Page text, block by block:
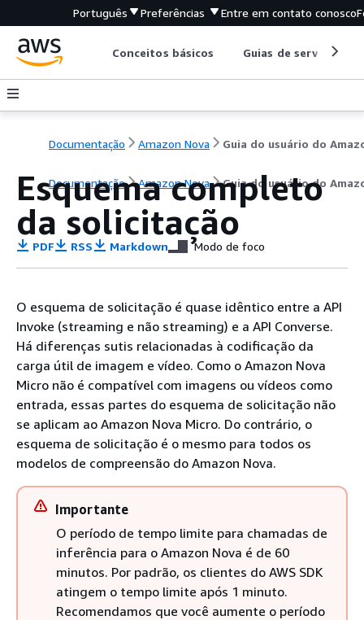
Português Preferências Entre em contato conosco
Conceitos básicos Guias de serviço
Documentação Amazon Nova
Documentação Amazon Nova Guia do usuário do
Esquema completo
da solicitação
PDF RSS Markdown Modo de foco
O esquema de solicitação é quase idêntico entre a API
Invoke (streaming e não streaming) e a API Converse.
Há diferenças sutis relacionadas à codificação da
carga útil de imagem e vídeo. Como o Amazon Nova
Micro não é compatível com imagens ou vídeos como
entrada, essas partes do esquema de solicitação não
se aplicam ao Amazon Nova Micro. Do contrário, o
esquema de solicitação é o mesmo para todos os
modelos de compreensão do Amazon Nova.
Importante
O período de tempo limite para chamadas de
inferência para o Amazon Nova é de 60
minutos. Por padrão, os clientes do AWS SDK
atingem o tempo limite após 1 minuto.
Recomendamos que você aumente o período